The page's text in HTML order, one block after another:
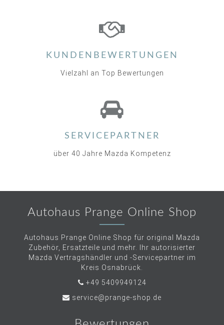
KUNDENBEWERTUNGEN
Vielzahl an Top Bewertungen
SERVICEPARTNER
über 40 Jahre Mazda Kompetenz
Autohaus Prange Online Shop
Autohaus Prange Online Shop für original Mazda
Zubehör, Ersatzteile und mehr. Ihr autorisierter
Mazda Vertragshändler und -Servicepartner im
Kreis Osnabrück.
+49 5409949124
service@prange-shop.de